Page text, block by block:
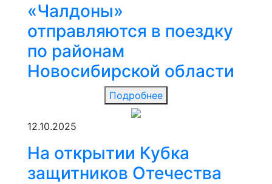
«Чалдоны»
отправляются в поездку
по районам
Новосибирской области
Подробнее
12.10.2025
На открытии Кубка
защитников Отечества